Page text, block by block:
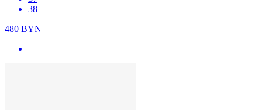
38
480 BYN